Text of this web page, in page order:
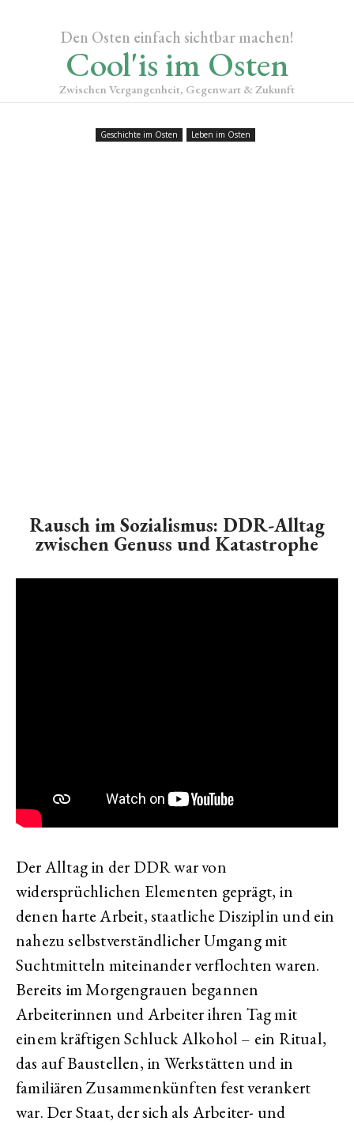
Den Osten einfach sichtbar machen!
Cool'is im Osten
Zwischen Vergangenheit, Gegenwart & Zukunft
Geschichte im Osten Leben im Osten
Rausch im Sozialismus: DDR-Alltag
zwischen Genuss und Katastrophe
Der Alltag in der DDR war von
widersprüchlichen Elementen geprägt, in
denen harte Arbeit, staatliche Disziplin und ein
nahezu selbstverständlicher Umgang mit
Suchtmitteln miteinander verflochten waren.
Bereits im Morgengrauen begannen
Arbeiterinnen und Arbeiter ihren Tag mit
einem kräftigen Schluck Alkohol – ein Ritual,
das auf Baustellen, in Werkstätten und in
familiären Zusammenkünften fest verankert
war. Der Staat, der sich als Arbeiter- und